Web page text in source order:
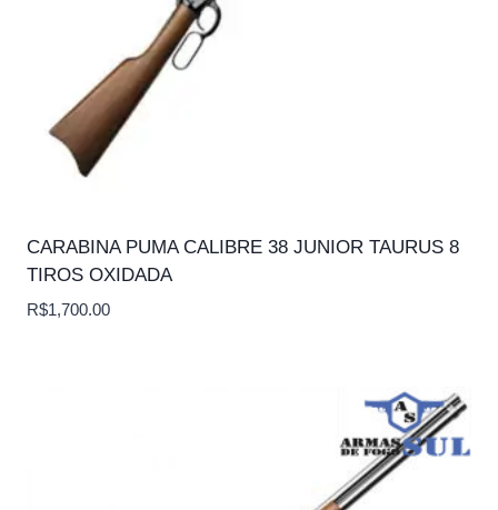
CARABINA PUMA CALIBRE 38 JUNIOR TAURUS 8
TIROS OXIDADA
R$1,700.00